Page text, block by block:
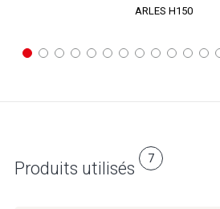
ARLES H150
Produits utilisés 7